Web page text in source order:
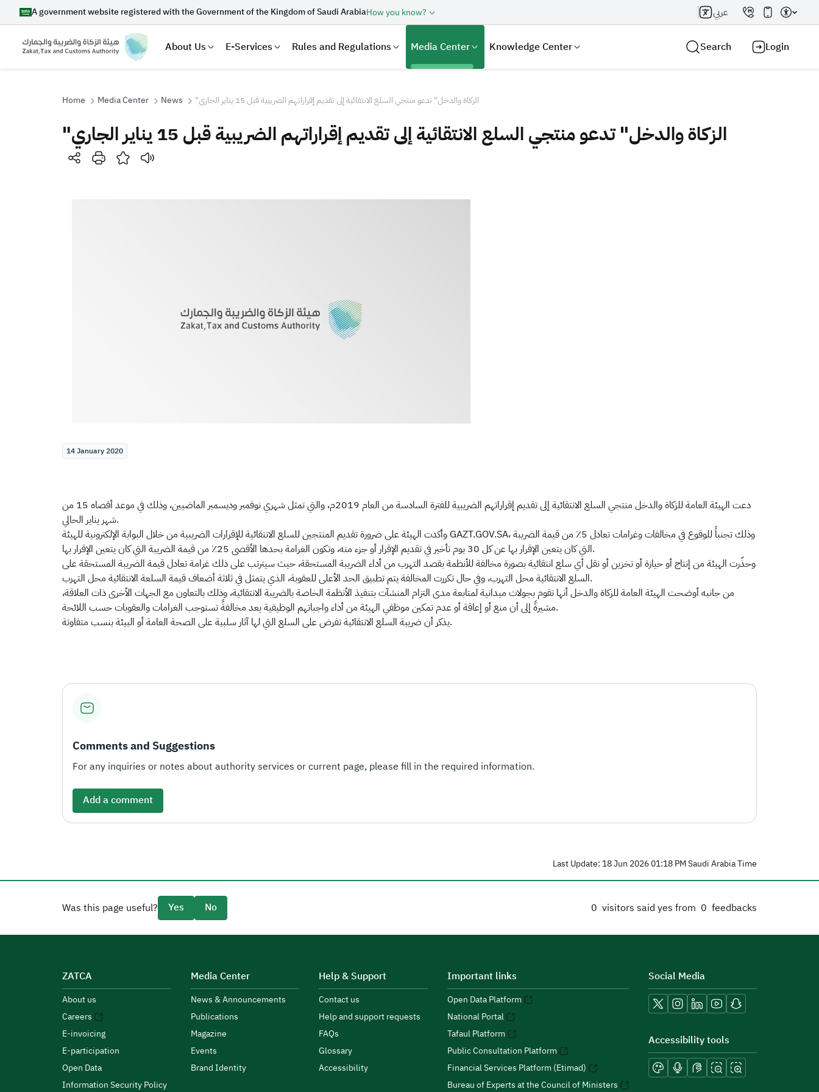
A government website registered with the Government of the Kingdom of Saudi ArabiaHow you know? عربي
About Us E-Services Rules and Regulations Media Center Knowledge Center Search Login
Search
Home Media Center News "الزكاة والدخل" تدعو منتجي السلع الانتقائية إلى تقديم إقراراتهم الضريبية قبل 15 يناير الجاري
"الزكاة والدخل" تدعو منتجي السلع الانتقائية إلى تقديم إقراراتهم الضريبية قبل 15 يناير الجاري
14 January 2020
دعت الهيئة العامة للزكاة والدخل منتجي السلع الانتقائية إلى تقديم إقراراتهم الضريبية للفترة السادسة من العام 2019م، والتي تمثل شهري نوفمبر وديسمبر الماضيين، وذلك في موعد أقصاه 15 من
شهر يناير الحالي.
وأكدت الهيئة على ضرورة تقديم المنتجين للسلع الانتقائية للإقرارات الضريبية من خلال البوابة الإلكترونية للهيئة GAZT.GOV.SA، وذلك تجنباً للوقوع في مخالفات وغرامات تعادل 5٪ من قيمة الضريبة
التي كان يتعين الإقرار بها عن كل 30 يوم تأخير في تقديم الإقرار أو جزء منه، وتكون الغرامة بحدها الأقصى 25٪ من قيمة الضريبة التي كان يتعين الإقرار بها.
وحذّرت الهيئة من إنتاج أو حيازة أو تخزين أو نقل أي سلع انتقائية بصورة مخالفة للأنظمة بقصد التهرب من أداء الضريبة المستحقة، حيث سيترتب على ذلك غرامة تعادل قيمة الضريبة المستحقة على
السلع الانتقائية محل التهرب، وفي حال تكررت المخالفة يتم تطبيق الحد الأعلى للعقوبة، الذي يتمثل في ثلاثة أضعاف قيمة السلعة الانتقائية محل التهرب.
من جانبه أوضحت الهيئة العامة للزكاة والدخل أنها تقوم بجولات ميدانية لمتابعة مدى التزام المنشآت بتنفيذ الأنظمة الخاصة بالضريبة الانتقائية، وذلك بالتعاون مع الجهات الأخرى ذات العلاقة،
مشيرةً إلى أن منع أو إعاقة أو عدم تمكين موظفي الهيئة من أداء واجباتهم الوظيفية يعد مخالفةً تستوجب الغرامات والعقوبات حسب اللائحة.
يذكر أن ضريبة السلع الانتقائية تفرض على السلع التي لها آثار سلبية على الصحة العامة أو البيئة بنسب متفاوتة.​
Comments and Suggestions
For any inquiries or notes about authority services or current page, please fill in the required information.
Add a comment
Last Update: 18 Jun 2026 01:18 PM Saudi Arabia Time
0 visitors said yes from 0 feedbacks
Was this page useful? Yes No
ZATCA
About us
Careers
E-invoicing
E-participation
Open Data
Information Security Policy
Media Center
News & Announcements
Publications
Magazine
Events
Brand Identity
Help & Support
Contact us
Help and support requests
FAQs
Glossary
Accessibility
Important links
Open Data Platform
National Portal
Tafaul Platform
Public Consultation Platform
Financial Services Platform (Etimad)
Bureau of Experts at the Council of Ministers
Social Media
Accessibility tools